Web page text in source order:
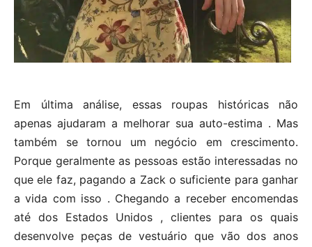
Em última análise, essas roupas históricas não
apenas ajudaram a melhorar sua auto-estima . Mas
também se tornou um negócio em crescimento.
Porque geralmente as pessoas estão interessadas no
que ele faz, pagando a Zack o suficiente para ganhar
a vida com isso . Chegando a receber encomendas
até dos Estados Unidos , clientes para os quais
desenvolve peças de vestuário que vão dos anos